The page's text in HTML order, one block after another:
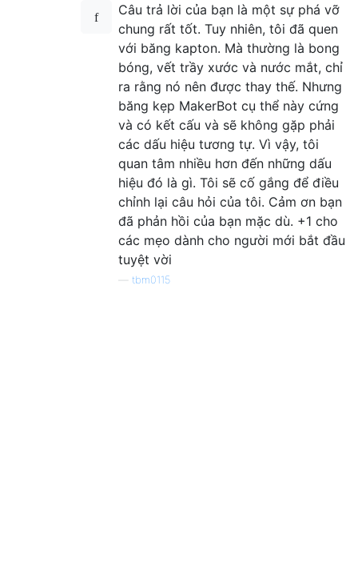
Câu trả lời của bạn là một sự phá vỡ
chung rất tốt. Tuy nhiên, tôi đã quen
với băng kapton. Mà thường là bong
bóng, vết trầy xước và nước mắt, chỉ
ra rằng nó nên được thay thế. Nhưng
băng kẹp MakerBot cụ thể này cứng
và có kết cấu và sẽ không gặp phải
các dấu hiệu tương tự. Vì vậy, tôi
quan tâm nhiều hơn đến những dấu
hiệu đó là gì. Tôi sẽ cố gắng để điều
chỉnh lại câu hỏi của tôi. Cảm ơn bạn
đã phản hồi của bạn mặc dù. +1 cho
các mẹo dành cho người mới bắt đầu
tuyệt vời
tbm0115